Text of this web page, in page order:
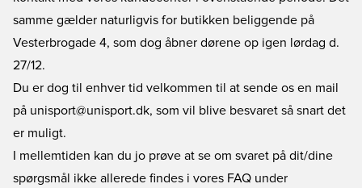
samme gælder naturligvis for butikken beliggende på
Vesterbrogade 4, som dog åbner dørene op igen lørdag d.
27/12.
Du er dog til enhver tid velkommen til at sende os en mail
på unisport@unisport.dk, som vil blive besvaret så snart det
er muligt.
I mellemtiden kan du jo prøve at se om svaret på dit/dine
spørgsmål ikke allerede findes i vores FAQ under